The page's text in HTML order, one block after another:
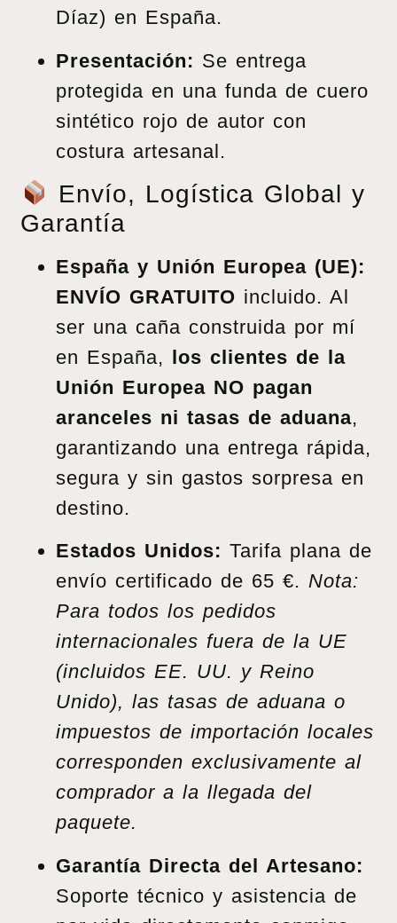
Díaz) en España.
Presentación: Se entrega
protegida en una funda de cuero
sintético rojo de autor con
costura artesanal.
Envío, Logística Global y
Garantía
España y Unión Europea (UE):
ENVÍO GRATUITO incluido. Al
ser una caña construida por mí
en España, los clientes de la
Unión Europea NO pagan
aranceles ni tasas de aduana,
garantizando una entrega rápida,
segura y sin gastos sorpresa en
destino.
Estados Unidos: Tarifa plana de
envío certificado de 65 €. Nota:
Para todos los pedidos
internacionales fuera de la UE
(incluidos EE. UU. y Reino
Unido), las tasas de aduana o
impuestos de importación locales
corresponden exclusivamente al
comprador a la llegada del
paquete.
Garantía Directa del Artesano:
Soporte técnico y asistencia de